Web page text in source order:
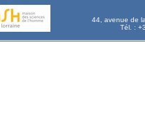
44, avenue de
Tél. :